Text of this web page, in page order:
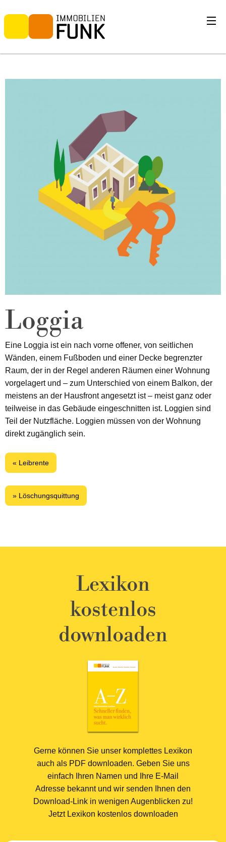
Loggia
Eine Loggia ist ein nach vorne offener, von seitlichen
Wänden, einem Fußboden und einer Decke begrenzter
Raum, der in der Regel anderen Räumen einer Wohnung
vorgelagert und – zum Unterschied von einem Balkon, der
meistens an der Hausfront angesetzt ist – meist ganz oder
teilweise in das Gebäude eingeschnitten ist. Loggien sind
Teil der Nutzfläche. Loggien müssen von der Wohnung
direkt zugänglich sein.
« Leibrente
» Löschungsquittung
Lexikon
kostenlos
downloaden
Gerne können Sie unser komplettes Lexikon
auch als PDF downloaden. Geben Sie uns
einfach Ihren Namen und Ihre E-Mail
Adresse bekannt und wir senden Ihnen den
Download-Link in wenigen Augenblicken zu!
Jetzt Lexikon kostenlos downloaden